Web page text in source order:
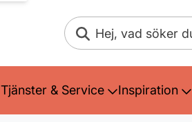
Sök
Tjänster & Service Inspiration